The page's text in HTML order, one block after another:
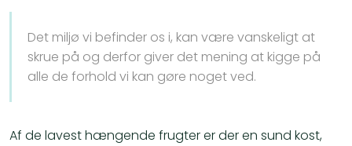
Det miljø vi befinder os i, kan være vanskeligt at
skrue på og derfor giver det mening at kigge på
alle de forhold vi kan gøre noget ved.
Af de lavest hængende frugter er der en sund kost,